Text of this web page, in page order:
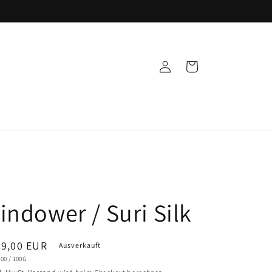
EinloggenWarenkorb
/ Suri Silk
EUR
/ PRO
100G
Ausverkauft